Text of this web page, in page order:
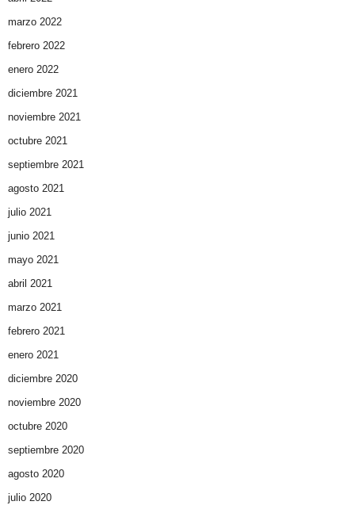
marzo 2022
febrero 2022
enero 2022
diciembre 2021
noviembre 2021
octubre 2021
septiembre 2021
agosto 2021
julio 2021
junio 2021
mayo 2021
abril 2021
marzo 2021
febrero 2021
enero 2021
diciembre 2020
noviembre 2020
octubre 2020
septiembre 2020
agosto 2020
julio 2020